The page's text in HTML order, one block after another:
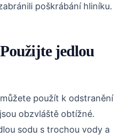
poškrábání hliníku.
jedlou
použít k odstranění
obzvláště obtížné.
sodu s trochou vody a